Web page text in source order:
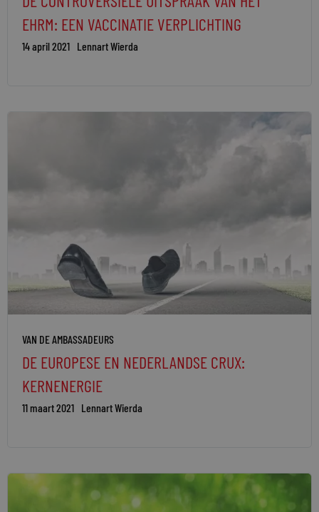
EHRM: EEN VACCINATIE VERPLICHTING
14 april 2021 Lennart Wierda
VAN DE AMBASSADEURS
DE EUROPESE EN NEDERLANDSE CRUX:
KERNENERGIE
11 maart 2021 Lennart Wierda